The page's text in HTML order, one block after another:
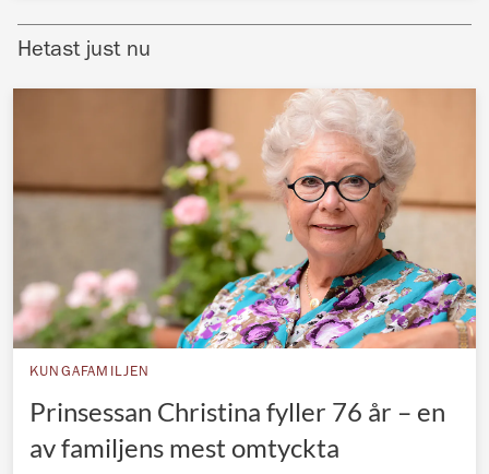
Nederländska kungahuset
Belgiska kungahuset
Jordanska kungahuset
Luxemburgska storhertighuset
Japanska kejsarhuset
Thailändska kungahuset
Marockanska kungahuset
Hetast just nu
KUNGAFAMILJEN
Prinsessan Christina fyller 76 år – en
av familjens mest omtyckta